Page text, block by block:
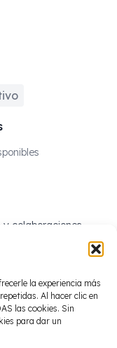
la experiencia más
Al hacer clic en
las cookies. Sin
para dar un
y colaboraciones